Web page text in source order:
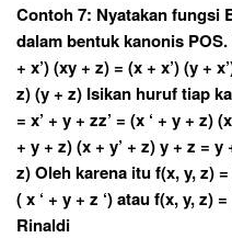
Contoh 7: Nyatakan fungsi
dalam bentuk kanonis
+ x’) (xy + z) = (x + x’) (y +
z) (y + z) Isikan huruf tiap
= x’ + y + zz’ = (x ‘ + y + z)
+ y + z) (x + y’ + z) y + z = y
z) Oleh karena itu f(x, y, z)
( x ‘ + y + z ‘) atau f(x, y, z)
Rinaldi